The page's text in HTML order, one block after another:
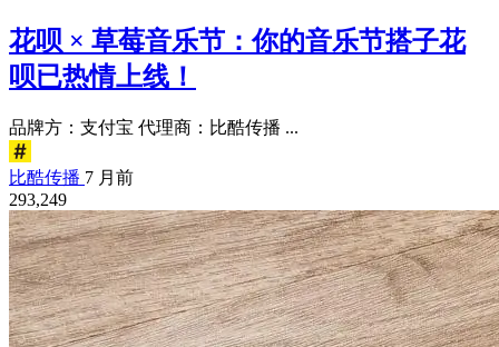
花呗 × 草莓音乐节：你的音乐节搭子花
呗已热情上线！
品牌方：支付宝 代理商：比酷传播 ...
比酷传播 7 月前
293,249